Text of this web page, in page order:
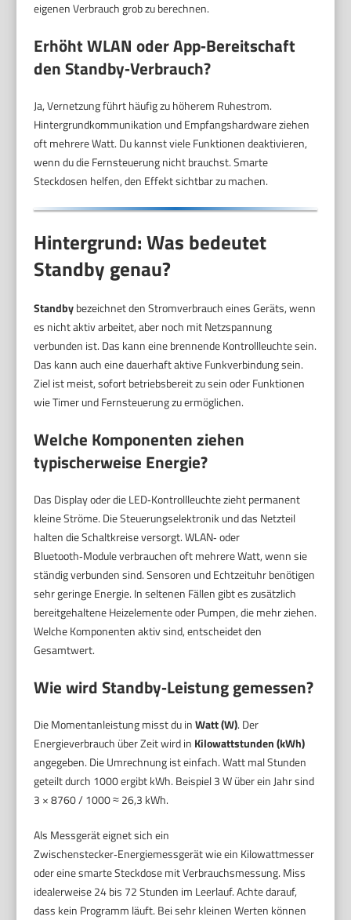
eigenen Verbrauch grob zu berechnen.
Erhöht WLAN oder App‑Bereitschaft
den Standby‑Verbrauch?
Ja, Vernetzung führt häufig zu höherem Ruhestrom.
Hintergrundkommunikation und Empfangshardware ziehen
oft mehrere Watt. Du kannst viele Funktionen deaktivieren,
wenn du die Fernsteuerung nicht brauchst. Smarte
Steckdosen helfen, den Effekt sichtbar zu machen.
Hintergrund: Was bedeutet
Standby genau?
Standbybezeichnet den Stromverbrauch eines Geräts, wenn
es nicht aktiv arbeitet, aber noch mit Netzspannung
verbunden ist. Das kann eine brennende Kontrollleuchte sein.
Das kann auch eine dauerhaft aktive Funkverbindung sein.
Ziel ist meist, sofort betriebsbereit zu sein oder Funktionen
wie Timer und Fernsteuerung zu ermöglichen.
Welche Komponenten ziehen
typischerweise Energie?
Das Display oder die LED‑Kontrollleuchte zieht permanent
kleine Ströme. Die Steuerungselektronik und das Netzteil
halten die Schaltkreise versorgt. WLAN‑ oder
Bluetooth‑Module verbrauchen oft mehrere Watt, wenn sie
ständig verbunden sind. Sensoren und Echtzeituhr benötigen
sehr geringe Energie. In seltenen Fällen gibt es zusätzlich
bereitgehaltene Heizelemente oder Pumpen, die mehr ziehen.
Welche Komponenten aktiv sind, entscheidet den
Gesamtwert.
Wie wird Standby‑Leistung gemessen?
Die Momentanleistung misst du inWatt (W). Der
Energieverbrauch über Zeit wird in Kilowattstunden (kWh)
angegeben. Die Umrechnung ist einfach. Watt mal Stunden
geteilt durch 1000 ergibt kWh. Beispiel 3 W über ein Jahr sind
3 × 8760 / 1000 ≈ 26,3 kWh.
Als Messgerät eignet sich ein
Zwischenstecker‑Energiemessgerät wie ein Kilowattmesser
oder eine smarte Steckdose mit Verbrauchsmessung. Miss
idealerweise 24 bis 72 Stunden im Leerlauf. Achte darauf,
dass kein Programm läuft. Bei sehr kleinen Werten können